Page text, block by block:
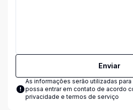
Enviar
As informações serão utilizadas
possa entrar em contato de acordo
privacidade e termos de serviço